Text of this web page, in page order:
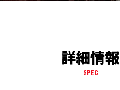
詳細情報
SPEC